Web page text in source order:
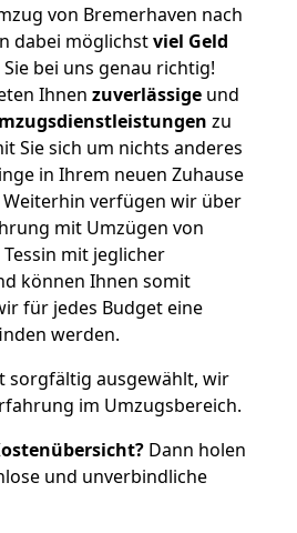
von Bremerhaven nach
dabei möglichstviel Geld
bei uns genau richtig!
Ihnen zuverlässige und
zu
Sie sich um nichts anderes
in Ihrem neuen Zuhause
verfügen wir über
mit Umzügen von
mit jeglicher
können Ihnen somit
für jedes Budget eine
werden.
sorgfältig ausgewählt, wir
im Umzugsbereich.
Dann holen
und unverbindliche